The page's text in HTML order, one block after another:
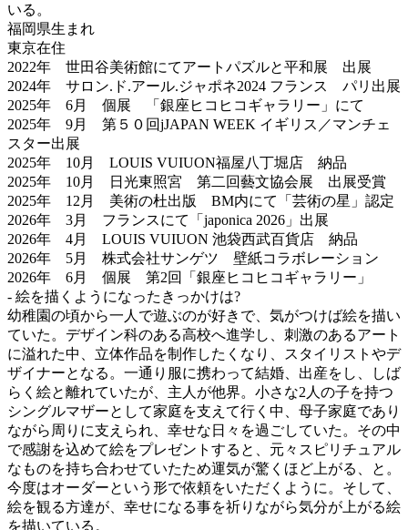
いる。
福岡県生まれ
東京在住
2022年 世田谷美術館にてアートパズルと平和展 出展
2024年 サロン.ド.アール.ジャポネ2024 フランス パリ出展
2025年 6月 個展 「銀座ヒコヒコギャラリー」にて
2025年 9月 第５０回jJAPAN WEEK イギリス／マンチェ
スター出展
2025年 10月 LOUIS VUIUON福屋八丁堀店 納品
2025年 10月 日光東照宮 第二回藝文協会展 出展受賞
2025年 12月 美術の杜出版 BM内にて「芸術の星」認定
2026年 3月 フランスにて「japonica 2026」出展
2026年 4月 LOUIS VUIUON 池袋西武百貨店 納品
2026年 5月 株式会社サンゲツ 壁紙コラボレーション
2026年 6月 個展 第2回「銀座ヒコヒコギャラリー」
- 絵を描くようになったきっかけは?
幼稚園の頃から一人で遊ぶのが好きで、気がつけば絵を描い
ていた。デザイン科のある高校へ進学し、刺激のあるアート
に溢れた中、立体作品を制作したくなり、スタイリストやデ
ザイナーとなる。一通り服に携わって結婚、出産をし、しば
らく絵と離れていたが、主人が他界。小さな2人の子を持つ
シングルマザーとして家庭を支えて行く中、母子家庭であり
ながら周りに支えられ、幸せな日々を過ごしていた。その中
で感謝を込めて絵をプレゼントすると、元々スピリチュアル
なものを持ち合わせていたため運気が驚くほど上がる、と。
今度はオーダーという形で依頼をいただくように。そして、
絵を観る方達が、幸せになる事を祈りながら気分が上がる絵
を描いている。